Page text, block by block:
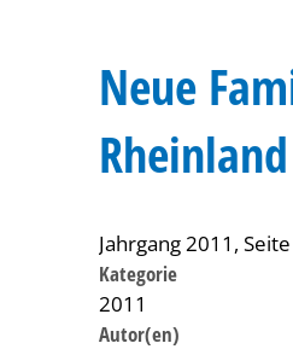
Neue
Rheinland
Jahrgang 2011,
Kategorie
2011